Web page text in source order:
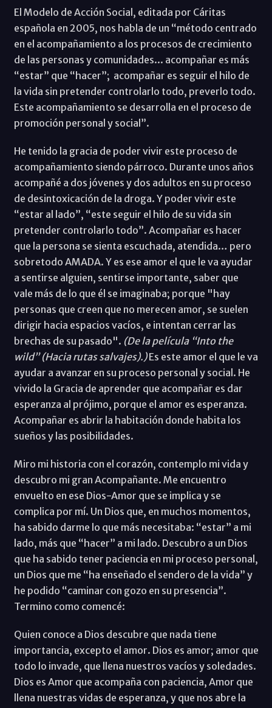
El Modelo de Acción Social, editada por Cáritas
española en 2005, nos habla de un “método centrado
en el acompañamiento a los procesos de crecimiento
de las personas y comunidades... acompañar es más
“estar” que “hacer”; acompañar es seguir el hilo de
la vida sin pretender controlarlo todo, preverlo todo.
Este acompañamiento se desarrolla en el proceso de
promoción personal y social”.
He tenido la gracia de poder vivir este proceso de
acompañamiento siendo párroco. Durante unos años
acompañé a dos jóvenes y dos adultos en su proceso
de desintoxicación de la droga. Y poder vivir este
“estar al lado”, “este seguir el hilo de su vida sin
pretender controlarlo todo”. Acompañar es hacer
que la persona se sienta escuchada, atendida… pero
sobretodo AMADA. Y es ese amor el que le va ayudar
a sentirse alguien, sentirse importante, saber que
vale más de lo que él se imaginaba; porque "hay
personas que creen que no merecen amor, se suelen
dirigir hacia espacios vacíos, e intentan cerrar las
brechas de su pasado". (De la película “Into the
wild” (Hacia rutas salvajes).)Es este amor el que le va
ayudar a avanzar en su proceso personal y social. He
vivido la Gracia de aprender que acompañar es dar
esperanza al prójimo, porque el amor es esperanza.
Acompañar es abrir la habitación donde habita los
sueños y las posibilidades.
Miro mi historia con el corazón, contemplo mi vida y
descubro mi gran Acompañante. Me encuentro
envuelto en ese Dios-Amor que se implica y se
complica por mí. Un Dios que, en muchos momentos,
ha sabido darme lo que más necesitaba: “estar” a mi
lado, más que “hacer” a mi lado. Descubro a un Dios
que ha sabido tener paciencia en mi proceso personal,
un Dios que me “ha enseñado el sendero de la vida” y
he podido “caminar con gozo en su presencia”.
Termino como comencé:
Quien conoce a Dios descubre que nada tiene
importancia, excepto el amor. Dios es amor; amor que
todo lo invade, que llena nuestros vacíos y soledades.
Dios es Amor que acompaña con paciencia, Amor que
llena nuestras vidas de esperanza, y que nos abre la